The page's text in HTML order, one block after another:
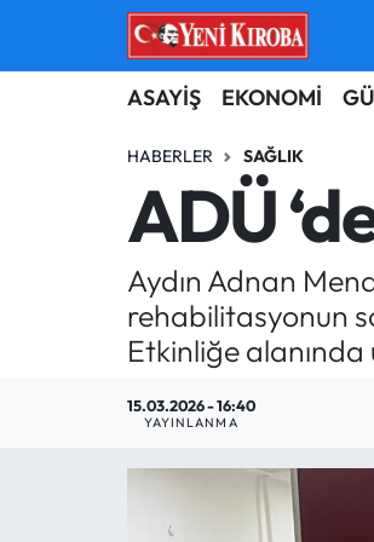
ASAYİŞ EKONOMİ
HABERLER SAĞLIK
ADÜ
Aydın Adnan
rehabilitasyonun
Etkinliğe alanında
15.03.2026 - 16:40
YAYINLANMA
ASAYİŞ
BİLİM-TEKNOLOJİ
DÜNYA
EĞİTİM
EKONOMİ
Aydın Nöbetçi Eczaneler
Aydın Hava Durumu
Aydin Namaz Vakitleri
Aydın Trafik Yoğunluk Haritası
Süper Lig Puan Durumu ve Fikstür
Tüm Manşetler
Haber Arşivi